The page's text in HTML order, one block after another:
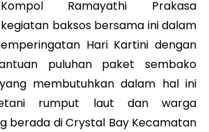
Ramayathi Prakasa
baksos bersama ini dalam
Hari Kartini dengan
puluhan paket sembako
membutuhkan dalam hal ini
rumput laut dan warga
berada di Crystal Bay Kecamatan